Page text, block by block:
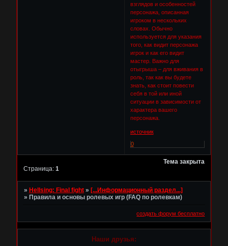
взглядов и особенностей
персонажа, описанная
игроком в нескольких
словах. Обычно
используется для указания
того, как видит персонажа
игрок и как его видит
мастер. Важно для
отыгрыша – для вживания в
роль, так как вы будете
знать, как стоит повести
себя в той или иной
ситуации в зависимости от
характера вашего
персонажа.
источник
0
Тема закрыта
Страница: 1
» Hellsing: Final fight » [...Информационный раздел...]
» Правила и основы ролевых игр (FAQ по ролевкам)
создать форум бесплатно
Наши друзья: